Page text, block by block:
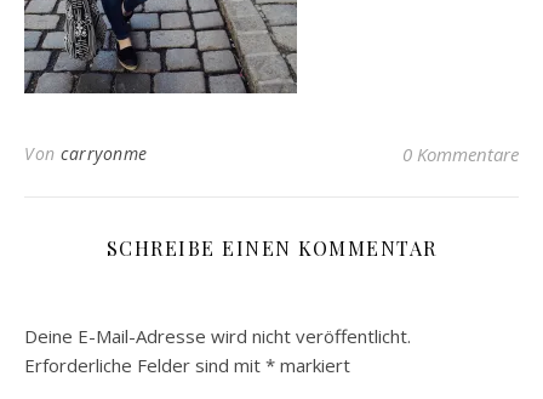
Von carryonme 0 Kommentare
SCHREIBE EINEN KOMMENTAR
Deine E-Mail-Adresse wird nicht veröffentlicht.
Erforderliche Felder sind mit * markiert